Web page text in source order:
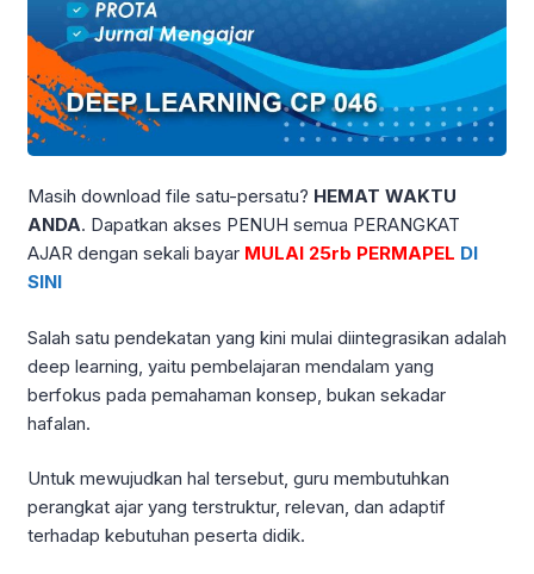
Masih download file satu-persatu? HEMAT WAKTU
ANDA. Dapatkan akses PENUH semua PERANGKAT
AJAR dengan sekali bayar MULAI 25rb PERMAPEL DI
SINI
Salah satu pendekatan yang kini mulai diintegrasikan adalah
deep learning, yaitu pembelajaran mendalam yang
berfokus pada pemahaman konsep, bukan sekadar
hafalan.
Untuk mewujudkan hal tersebut, guru membutuhkan
perangkat ajar yang terstruktur, relevan, dan adaptif
terhadap kebutuhan peserta didik.